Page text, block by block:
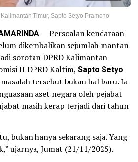
Timur, Sapto Setyo Pramono
— Persoalan kendaraan
dikembalikan sejumlah mantan
sorotan DPRD Kalimantan
II DPRD Kaltim, Sapto Setyo
tersebut bukan hal baru. Ia
aset negara oleh pejabat
masih kerap terjadi dari tahun
bukan hanya sekarang saja. Yang
ujarnya, Jumat (21/11/2025).